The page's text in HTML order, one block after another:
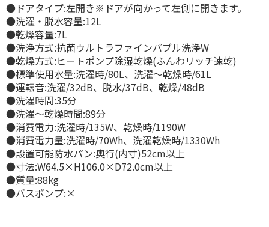
●ドアタイプ:左開き※ドアが向かって左側に開きます。
●洗濯・脱水容量:12L
●乾燥容量:7L
●洗浄方式:抗菌ウルトラファインバブル洗浄W
●乾燥方式:ヒートポンプ除湿乾燥(ふんわリッチ速乾)
●標準使用水量:洗濯時/80L、洗濯～乾燥時/61L
●運転音:洗濯/32dB、脱水/37dB、乾燥/48dB
●洗濯時間:35分
●洗濯～乾燥時間:89分
●消費電力:洗濯時/135W、乾燥時/1190W
●消費電力量:洗濯時/70Wh、洗濯乾燥時/1330Wh
●設置可能防水パン:奥行(内寸)52cm以上
●寸法:W64.5×H106.0×D72.0cm以上
●質量:88kg
●バスポンプ:×